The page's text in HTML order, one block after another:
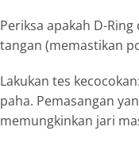
Periksa apakah D-
tangan (memastikan
Lakukan tes
paha. Pemasangan
memungkinkan jari